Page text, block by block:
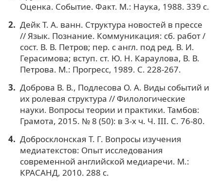
Оценка. Событие. Факт. М.: Наука, 1988. 339 с.
Дейк Т. А. ванн. Структура новостей в прессе
// Язык. Познание. Коммуникация: сб. работ /
сост. В. В. Петров; пер. с англ. под ред. В. И.
Герасимова; вступ. ст. Ю. Н. Караулова, В. В.
Петрова. М.: Прогресс, 1989. С. 228-267.
Доброва В. В., Подлесова О. А. Виды событий и
их ролевая структура // Филологические
науки. Вопросы теории и практики. Тамбов:
Грамота, 2015. № 8 (50): в 3-х ч. Ч. III. С. 76-80.
Добросклонская Т. Г. Вопросы изучения
медиатекстов: Опыт исследования
современной английской медиаречи. М.:
КРАСАНД, 2010. 288 с.